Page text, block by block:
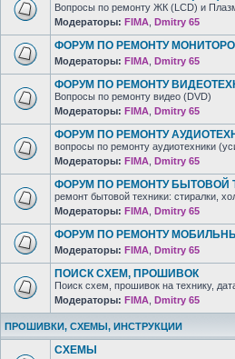
Вопросы по ремонту ЖК (LCD) и
Модераторы: FIMA Dmitry 65
ФОРУМ ПО РЕМОНТУ
Модераторы: FIMA Dmitry 65
ФОРУМ ПО РЕМОНТУ
Вопросы по ремонту видео (DVD)
Модераторы: FIMA Dmitry 65
ФОРУМ ПО РЕМОНТУ
вопросы по ремонту аудиотехники
Модераторы: FIMA Dmitry 65
ФОРУМ ПО РЕМОНТУ БЫТОВОЙ
ремонт бытовой техники: стиралки,
Модераторы: FIMA Dmitry 65
ФОРУМ ПО РЕМОНТУ
Модераторы: FIMA Dmitry 65
ПОИСК СХЕМ, ПРОШИВОК
Поиск схем, прошивок на технику,
Модераторы: FIMA Dmitry 65
ПРОШИВКИ, СХЕМЫ, ИНСТРУКЦИИ
СХЕМЫ